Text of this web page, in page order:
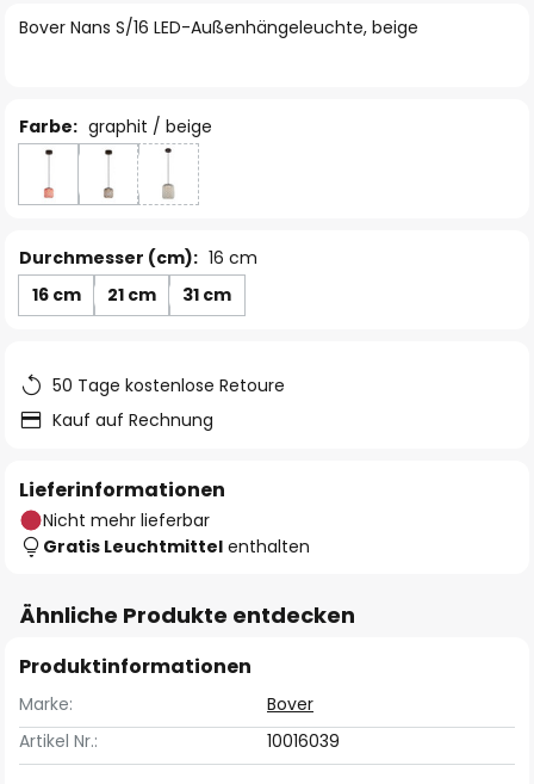
Bover Nans S/16 LED-Außenhängeleuchte, beige
Farbe: graphit / beige
Durchmesser (cm): 16 cm
16 cm
21 cm 31 cm
50 Tage kostenlose Retoure
Kauf auf Rechnung
Lieferinformationen
Nicht mehr lieferbar
Gratis Leuchtmittel enthalten
Ähnliche Produkte entdecken
Produktinformationen
Marke:
Bover
Artikel Nr.:
10016039